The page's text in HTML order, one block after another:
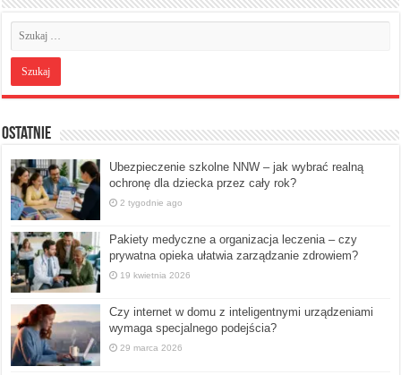
Ostatnie
Ubezpieczenie szkolne NNW – jak wybrać realną
ochronę dla dziecka przez cały rok?
2 tygodnie ago
Pakiety medyczne a organizacja leczenia – czy
prywatna opieka ułatwia zarządzanie zdrowiem?
19 kwietnia 2026
Czy internet w domu z inteligentnymi urządzeniami
wymaga specjalnego podejścia?
29 marca 2026